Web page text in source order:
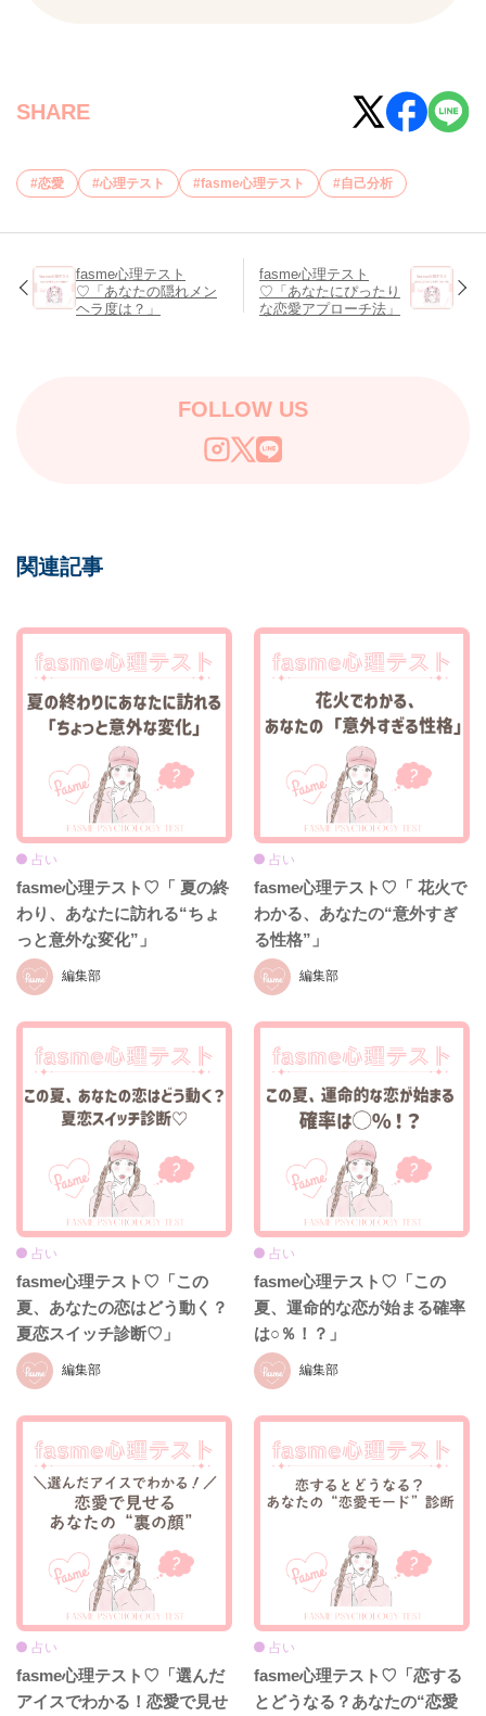
SHARE
恋愛 心理テスト fasme心理テスト 自己分析
fasme心理テスト
♡「あなたの隠れメン
ヘラ度は？」
fasme心理テスト
♡「あなたにぴったり
な恋愛アプローチ法」
FOLLOW US
関連記事
編集部
占い
fasme心理テスト♡「 夏の終
わり、あなたに訪れる“ちょ
っと意外な変化”」
編集部
占い
fasme心理テスト♡「 花火で
わかる、あなたの“意外すぎ
る性格”」
編集部
占い
fasme心理テスト♡「この
夏、あなたの恋はどう動く？
夏恋スイッチ診断♡」
編集部
占い
fasme心理テスト♡「この
夏、運命的な恋が始まる確率
は○％！？」
占い
fasme心理テスト♡「選んだ
アイスでわかる！恋愛で見せ
占い
fasme心理テスト♡「恋する
とどうなる？あなたの“恋愛